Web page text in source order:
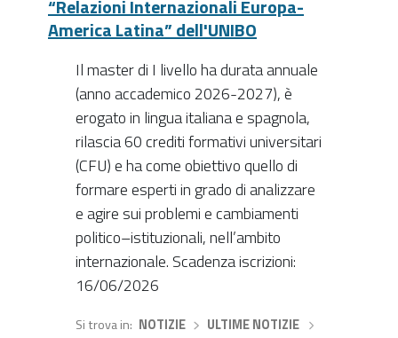
“Relazioni Internazionali Europa-
America Latina” dell'UNIBO
Il master di I livello ha durata annuale
(anno accademico 2026-2027), è
erogato in lingua italiana e spagnola,
rilascia 60 crediti formativi universitari
(CFU) e ha come obiettivo quello di
formare esperti in grado di analizzare
e agire sui problemi e cambiamenti
politico–istituzionali, nell’ambito
internazionale. Scadenza iscrizioni:
16/06/2026
Si trova in NOTIZIE› ULTIME NOTIZIE